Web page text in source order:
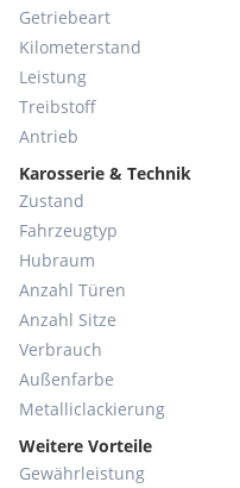
Getriebeart
Kilometerstand
Leistung
Treibstoff
Antrieb
Karosserie & Technik
Zustand
Fahrzeugtyp
Hubraum
Anzahl Türen
Anzahl Sitze
Verbrauch
Außenfarbe
Metallic­lackierung
Weitere Vorteile
Gewährleistung